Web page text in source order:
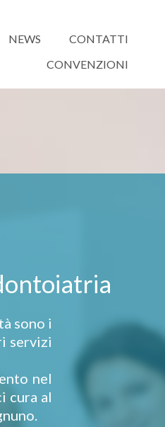
NEWS
CONTATTI
CONVENZIONI
sono i
servizi
nel
cura al